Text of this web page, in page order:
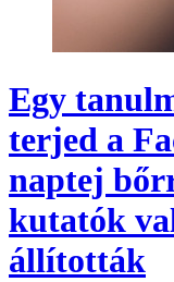
Egy
terjed a
naptej
kutatók
állították